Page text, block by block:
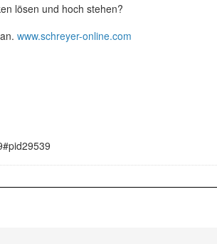
lösen und hoch stehen?
www.schreyer-online.com